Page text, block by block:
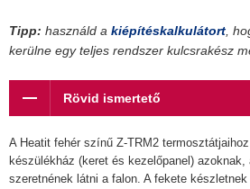
Tipp: használd a kiépítéskalkulátort ,
kerülne egy teljes rendszer kulcsrakész
Rövid ismertető
A Heatit fehér színű Z-TRM2
készülékház (keret és kezelőpanel)
szeretnének látni a falon. A fekete